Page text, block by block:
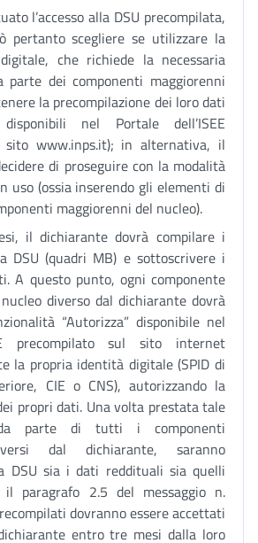
l’accesso alla DSU precompilata,
pertanto scegliere se utilizzare la
che richiede la necessaria
parte dei componenti maggiorenni
la precompilazione dei loro dati
nel Portale dell’ISEE
sito www.inps.it); in alternativa, il
di proseguire con la modalità
uso (ossia inserendo gli elementi di
maggiorenni del nucleo).
il dichiarante dovrà compilare i
DSU (quadri MB) e sottoscrivere i
A questo punto, ogni componente
diverso dal dichiarante dovrà
“Autorizza” disponibile nel
precompilato sul sito internet
la propria identità digitale (SPID di
CIE o CNS), autorizzando la
propri dati. Una volta prestata tale
da parte di tutti i componenti
dal dichiarante, saranno
DSU sia i dati reddituali sia quelli
il paragrafo 2.5 del messaggio n.
dovranno essere accettati
entro tre mesi dalla loro